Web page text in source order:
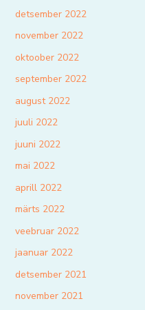
detsember 2022
november 2022
oktoober 2022
september 2022
august 2022
juuli 2022
juuni 2022
mai 2022
aprill 2022
märts 2022
veebruar 2022
jaanuar 2022
detsember 2021
november 2021